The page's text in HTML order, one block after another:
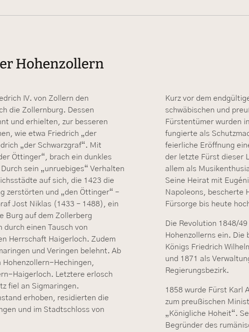
Hohenzollern
IV. von Zollern den
die Zollernburg. Dessen
und erhielten, zur besseren
wie etwa Friedrich „der
„der Schwarzgraf“. Mit
Öttinger“, brach ein dunkles
sein „unruebiges“ Verhalten
auf sich, die 1423 die
zerstörten und „den Öttinger“ –
Jost Niklas (1433 – 1488), ein
Burg auf dem Zollerberg
einen Tausch von
Herrschaft Haigerloch. Zudem
und Veringen belehnt. Ab
Hechingen,
Haigerloch. Letztere erlosch
fiel an Sigmaringen.
erhoben, residierten die
und im Stadtschloss von
Kurz vor dem
schwäbischen und
Fürstentümer wurden
fungierte als
feierliche Eröffnung
der letzte Fürst dieser
allem als
Seine Heirat mit
Napoleons, bescherte
Fürsorge bis heute
Die Revolution 1848/
Hohenzollerns ein. Die
Königs Friedrich
und 1871 als
Regierungsbezirk.
1858 wurde Fürst Karl
zum preußischen
„Königliche Hoheit“.
Begründer des